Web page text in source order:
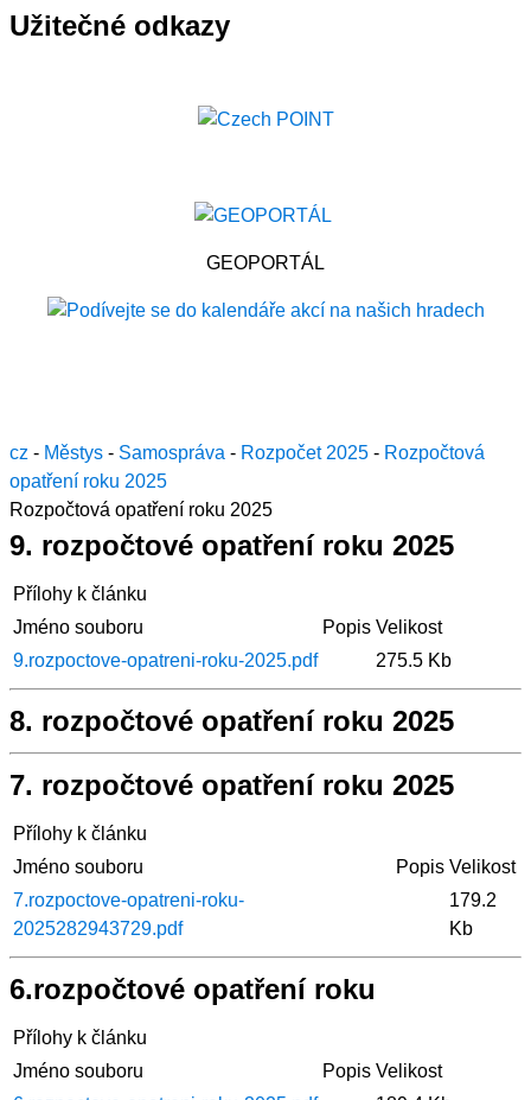
Užitečné odkazy
GEOPORTÁL
cz - Městys - Samospráva - Rozpočet 2025 - Rozpočtová
opatření roku 2025
Rozpočtová opatření roku 2025
9. rozpočtové opatření roku 2025
Přílohy k článku
Jméno souboru
Popis Velikost
9.rozpoctove-opatreni-roku-2025.pdf
275.5 Kb
8. rozpočtové opatření roku 2025
7. rozpočtové opatření roku 2025
Přílohy k článku
Jméno souboru
Popis Velikost
7.rozpoctove-opatreni-roku-
2025282943729.pdf
179.2
Kb
6.rozpočtové opatření roku
Přílohy k článku
Jméno souboru
Popis Velikost